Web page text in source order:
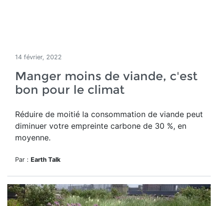
14 février, 2022
Manger moins de viande, c'est
bon pour le climat
Réduire de moitié la consommation de viande peut
diminuer votre empreinte carbone de 30 %, en
moyenne.
Par : Earth Talk